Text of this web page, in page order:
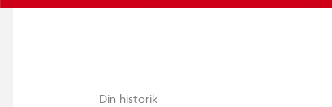
Din historik